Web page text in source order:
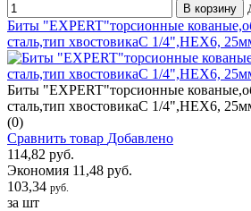
В корзину
Биты "ЕХPERT"торсионные
сталь,тип хвостовикаC 1/4",HEX6,
Биты "ЕХPERT"торсионные
сталь,тип хвостовикаC 1/4",HEX6,
(0)
Сравнить товар Добавлено
114,82 руб.
Экономия 11,48 руб.
103,34 руб.
за шт